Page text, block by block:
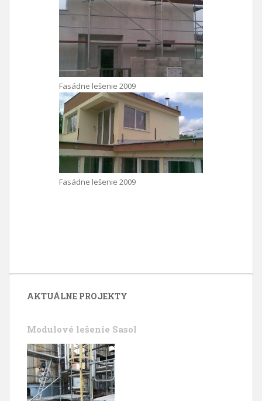
Fasádne lešenie 2009
Fasádne lešenie 2009
AKTUÁLNE PROJEKTY
Modulové lešenie Sasol